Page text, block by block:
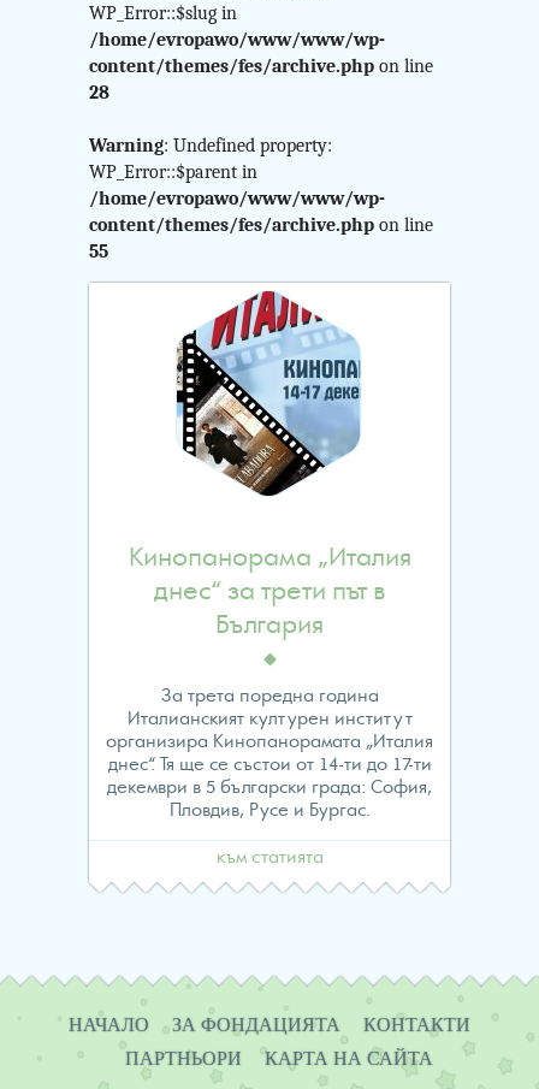
$curr_category
in
/home/evropawo/www/
content/themes/fes/
on
line
Warning:
read
"name"
on
in
content/themes/fes/
on
WP_Error::$slug in
/home/evropawo/www/www/wp-
content/themes/fes/archive.php on line
28
Warning: Undefined property:
WP_Error::$parent in
/home/evropawo/www/www/wp-
content/themes/fes/archive.php on line
55
Кинопанорама „Италия
днес“ за трети път в
България
За трета поредна година
Италианският културен институт
организира Кинопанорамата „Италия
днес“. Тя ще се състои от 14-ти до 17-ти
декември в 5 български града: София,
Пловдив, Русе и Бургас.
към статията
Навигация
НАЧАЛО ЗА ФОНДАЦИЯТА
КОНТАКТИ
ПАРТНЬОРИ
КАРТА НА САЙТА